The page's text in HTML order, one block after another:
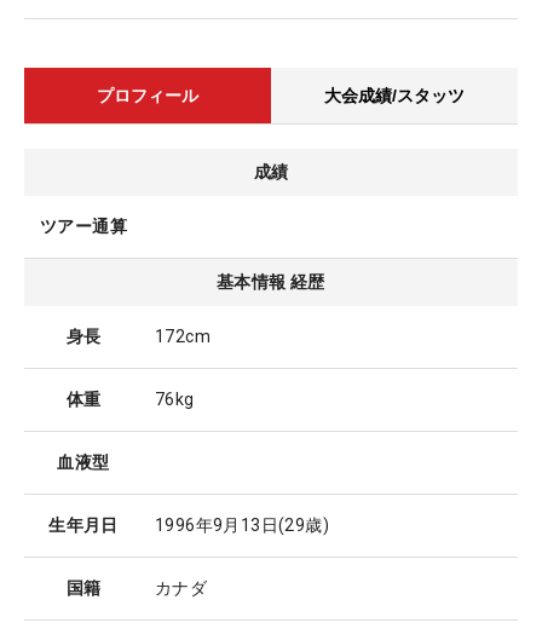
プロフィール 大会成績/スタッツ
成績
ツアー通算
基本情報 経歴
身長 172cm
体重 76kg
血液型
生年月日 1996年9月13日(29歳)
国籍 カナダ